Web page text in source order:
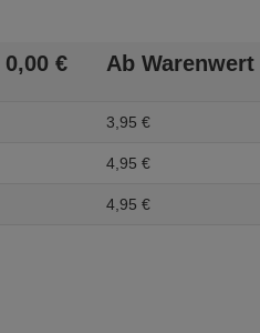
0,00 € Ab Warenwert
3, 95 €
4, 95 €
4, 95 €